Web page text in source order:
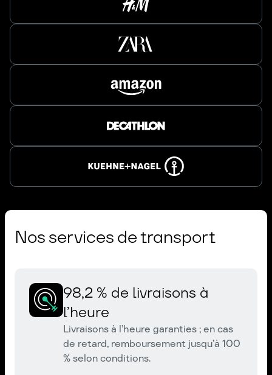
Nos services de transport
98,2 % de livraisons à
l’heure
Livraisons à l’heure garanties ; en cas
de retard, remboursement jusqu’à 100
% selon conditions.